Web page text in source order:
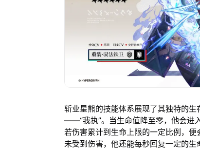
斩业星熊的技能体系展现了其独特的
——“我执”。当生命值降至零，他会进
若伤害累计到生命上限的一定比例，
未受到伤害，他还能每秒回复一定的生